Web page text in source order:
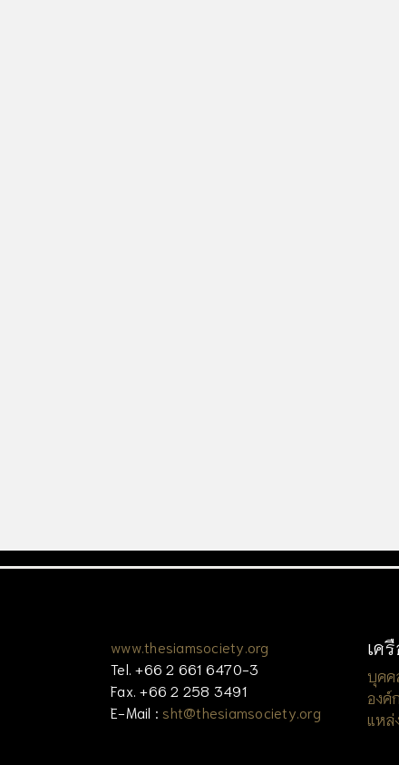
www.thesiamsociety.org
Tel. +66 2 661 6470-3
Fax. +66 2 258 3491
E-Mail : sht@thesiamsociety.org
เค
บุคค
องค์
แหล่